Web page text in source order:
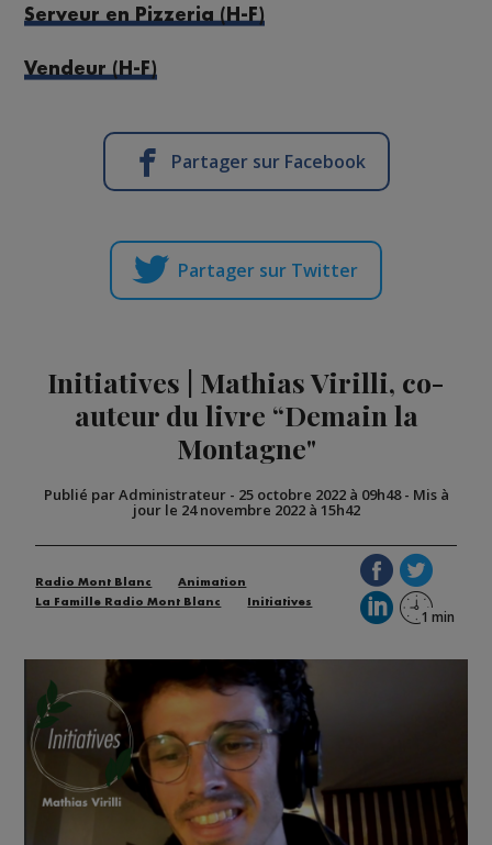
Serveur en Pizzeria (H-F)
Vendeur (H-F)
Partager sur Facebook
Partager sur Twitter
Initiatives | Mathias Virilli, co-
auteur du livre “Demain la
Montagne"
Publié par Administrateur- 25 octobre 2022 à 09h48- Mis à
jour le 24 novembre 2022 à 15h42
Radio Mont Blanc
Animation
La Famille Radio Mont Blanc
Initiatives